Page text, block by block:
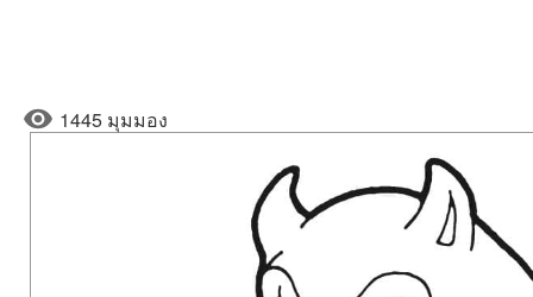
1445 มุมมอง